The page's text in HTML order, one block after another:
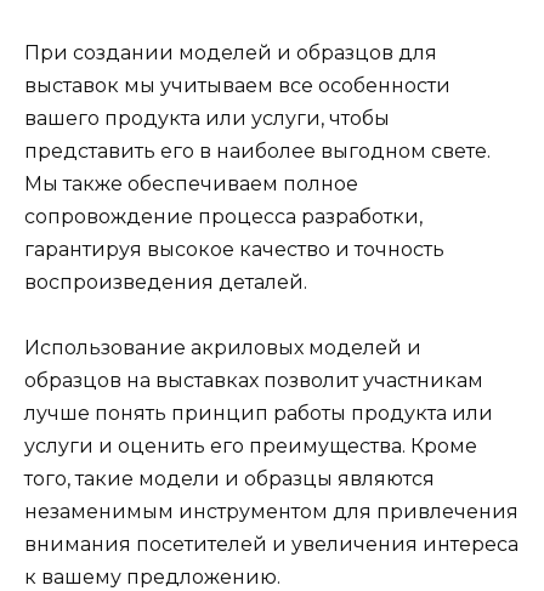
При создании моделей и образцов для
выставок мы учитываем все особенности
вашего продукта или услуги, чтобы
представить его в наиболее выгодном свете.
Мы также обеспечиваем полное
сопровождение процесса разработки,
гарантируя высокое качество и точность
воспроизведения деталей.
Использование акриловых моделей и
образцов на выставках позволит участникам
лучше понять принцип работы продукта или
услуги и оценить его преимущества. Кроме
того, такие модели и образцы являются
незаменимым инструментом для привлечения
внимания посетителей и увеличения интереса
к вашему предложению.